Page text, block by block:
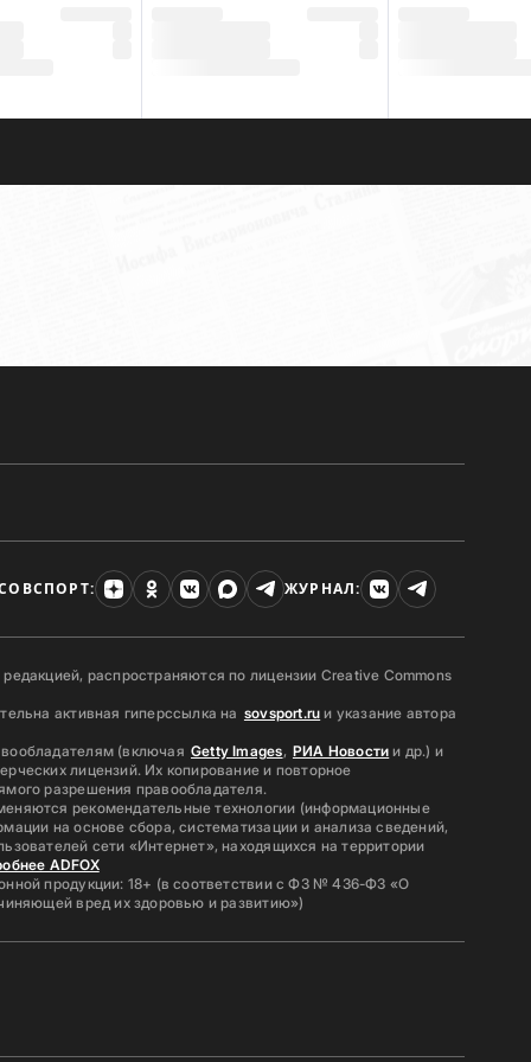
ЖУРНАЛ:
распространяются по лицензии Creative Commons
активная гиперссылка на sovsport.ru и указание автора
(включая Getty Images, РИА Новости и др.) и
лицензий. Их копирование и повторное
разрешения правообладателя.
рекомендательные технологии (информационные
на основе сбора, систематизации и анализа сведений,
сети «Интернет», находящихся на территории
ADFOX
продукции: 18+ (в соответствии с ФЗ № 436-ФЗ «О
вред их здоровью и развитию»)